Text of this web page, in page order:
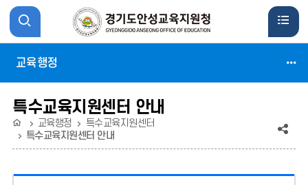
색
활
성
화
트
활
성
교육행정
특수교육지원센터 안내
교육행정
특수교육지원센터
특수교육지원센터 안내
유
(상